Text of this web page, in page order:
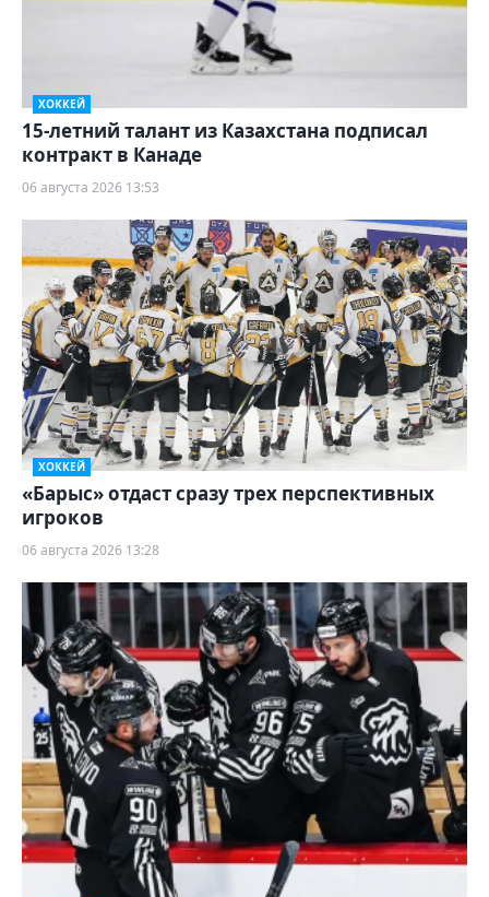
ХОККЕЙ
15-летний талант из Казахстана подписал
контракт в Канаде
06 августа 2026 13:53
ХОККЕЙ
«Барыс» отдаст сразу трех перспективных
игроков
06 августа 2026 13:28